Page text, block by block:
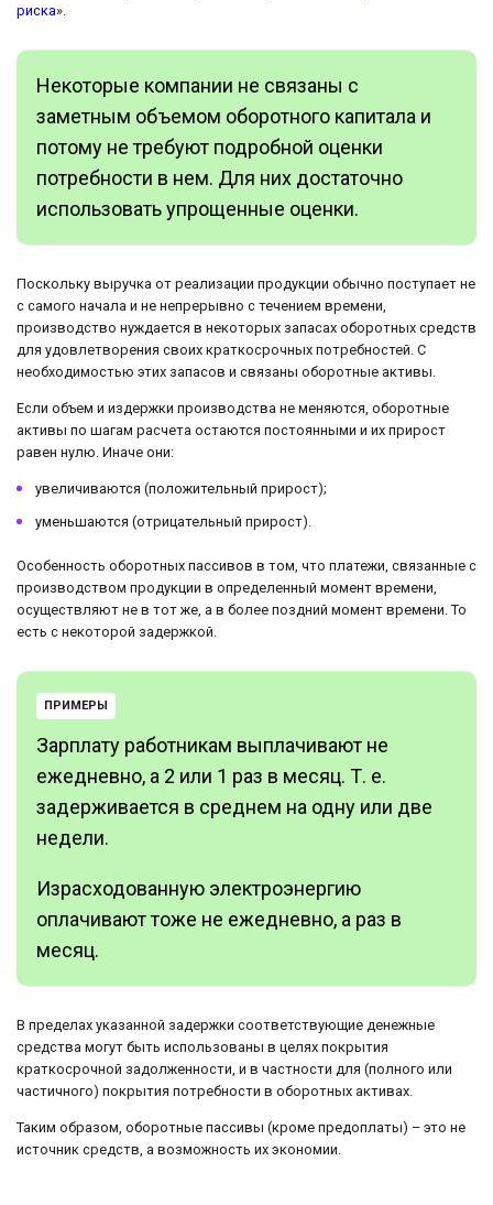
риска».
Некоторые компании не связаны с
заметным объемом оборотного капитала и
потому не требуют подробной оценки
потребности в нем. Для них достаточно
использовать упрощенные оценки.
Поскольку выручка от реализации продукции обычно поступает не
с самого начала и не непрерывно с течением времени,
производство нуждается в некоторых запасах оборотных средств
для удовлетворения своих краткосрочных потребностей. С
необходимостью этих запасов и связаны оборотные активы.
Если объем и издержки производства не меняются, оборотные
активы по шагам расчета остаются постоянными и их прирост
равен нулю. Иначе они:
увеличиваются (положительный прирост);
уменьшаются (отрицательный прирост).
Особенность оборотных пассивов в том, что платежи, связанные с
производством продукции в определенный момент времени,
осуществляют не в тот же, а в более поздний момент времени. То
есть с некоторой задержкой.
ПРИМЕРЫ
Зарплату работникам выплачивают не
ежедневно, а 2 или 1 раз в месяц. Т. е.
задерживается в среднем на одну или две
недели.
Израсходованную электроэнергию
оплачивают тоже не ежедневно, а раз в
месяц.
В пределах указанной задержки соответствующие денежные
средства могут быть использованы в целях покрытия
краткосрочной задолженности, и в частности для (полного или
частичного) покрытия потребности в оборотных активах.
Таким образом, оборотные пассивы (кроме предоплаты) – это не
источник средств, а возможность их экономии.